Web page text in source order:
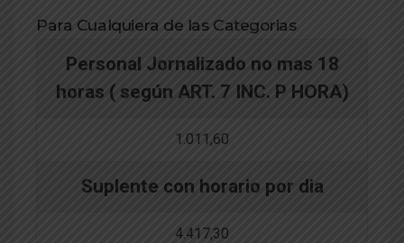
Para Cualquiera de las Categorias
Personal Jornalizado no mas 18
horas ( según ART. 7 INC. P HORA)
1.011,60
Suplente con horario por dia
4.417,30